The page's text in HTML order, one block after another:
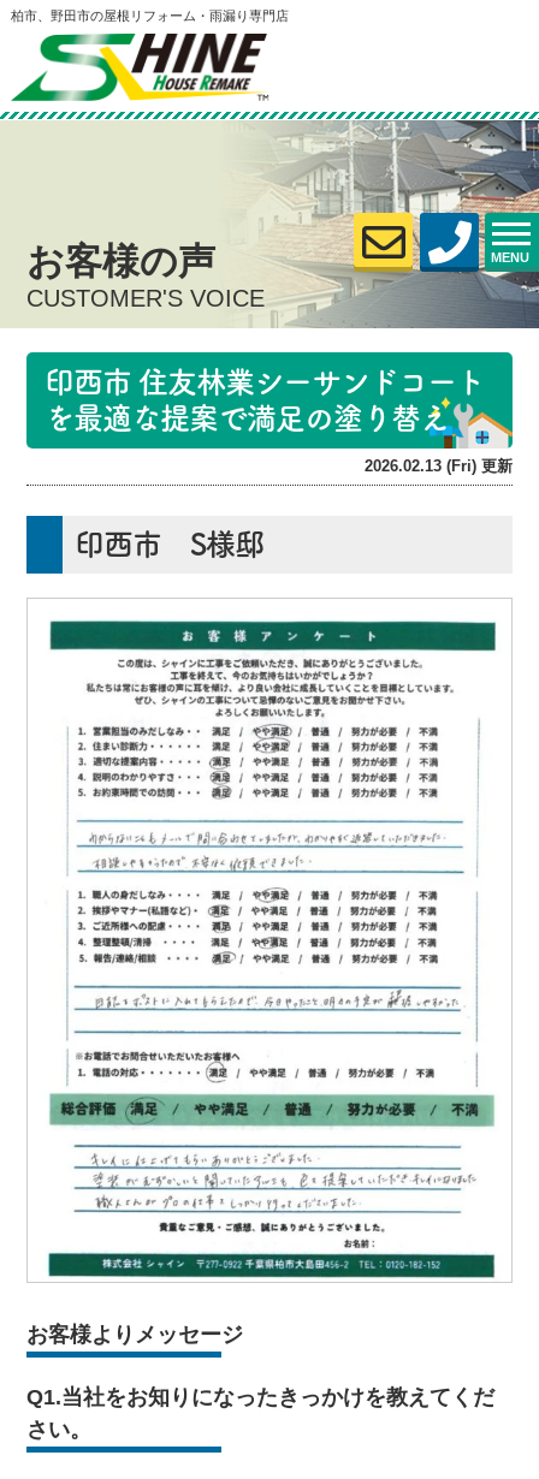
柏市、野田市の屋根リフォーム・雨漏り専門店
MENU
お客様の声
CUSTOMER'S VOICE
印西市 住友林業シーサンドコート
を最適な提案で満足の塗り替え
2026.02.13 (Fri) 更新
印西市 S様邸
お客様よりメッセージ
Q1.当社をお知りになったきっかけを教えてくだ
さい。